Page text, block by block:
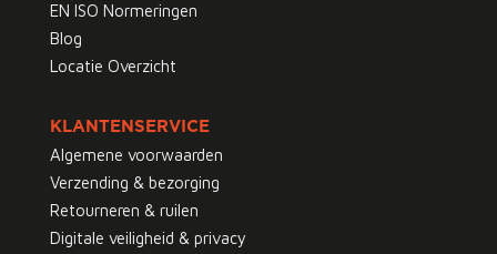
EN ISO Normeringen
Blog
Locatie Overzicht
KLANTENSERVICE
Algemene voorwaarden
Verzending & bezorging
Retourneren & ruilen
Digitale veiligheid & privacy